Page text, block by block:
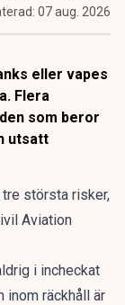
07 aug. 2026
eller vapes
Flera
som beror
utsatt
största risker,
Aviation
i incheckat
inom räckhåll är